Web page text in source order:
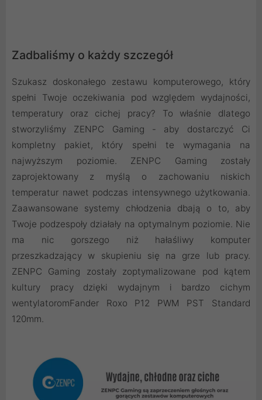
Zadbaliśmy o każdy szczegół
Szukasz doskonałego zestawu komputerowego, który
spełni Twoje oczekiwania pod względem wydajności,
temperatury oraz cichej pracy? To właśnie dlatego
stworzyliśmy ZENPC Gaming - aby dostarczyć Ci
kompletny pakiet, który spełni te wymagania na
najwyższym poziomie. ZENPC Gaming zostały
zaprojektowany z myślą o zachowaniu niskich
temperatur nawet podczas intensywnego użytkowania.
Zaawansowane systemy chłodzenia dbają o to, aby
Twoje podzespoły działały na optymalnym poziomie. Nie
ma nic gorszego niż hałaśliwy komputer
przeszkadzający w skupieniu się na grze lub pracy.
ZENPC Gaming zostały zoptymalizowane pod kątem
kultury pracy dzięki wydajnym i bardzo cichym
wentylatoromFander Roxo P12 PWM PST Standard
120mm.